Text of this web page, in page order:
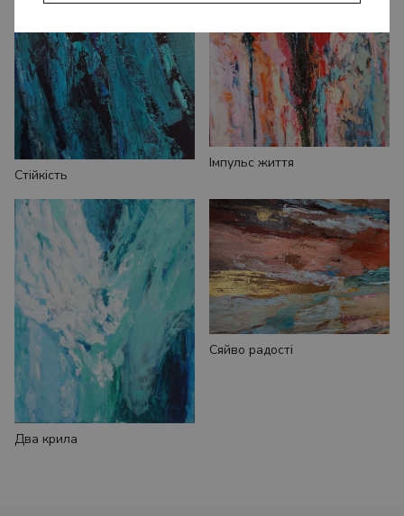
Стійкість
Імпульс життя
Два крила
Сяйво радості